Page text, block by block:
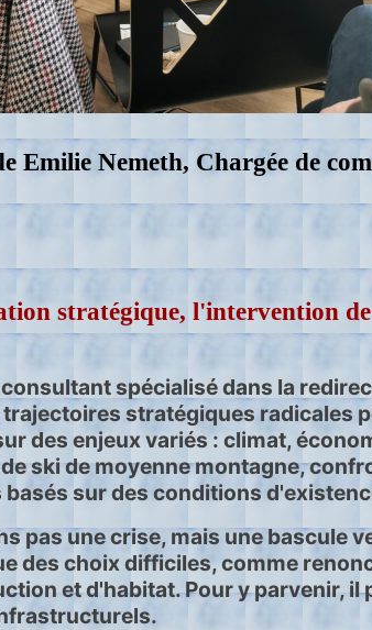
Emilie Nemeth, Chargée de
stratégique, l'intervention de
spécialisé dans la
stratégiques radicales
des enjeux variés : climat,
ski de moyenne montagne,
sur des conditions
pas une crise, mais une bascule
des choix difficiles, comme
et d'habitat. Pour y parvenir,